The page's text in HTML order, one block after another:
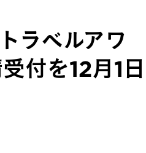
ラベルアワ
付を12月1日